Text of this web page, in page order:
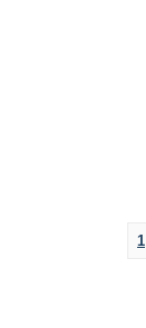
1